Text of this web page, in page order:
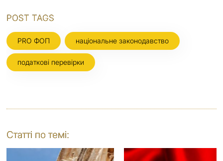
POST TAGS
PRO ФОП національне законодавство
податкові перевірки
Статті по темі: